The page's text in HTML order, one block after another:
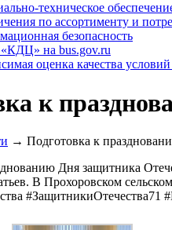
техническое
по ассортименту и
безопасность
на bus.gov.ru
оценка качества
к
→ Подготовка к
Дня защитника
В Прохоровском